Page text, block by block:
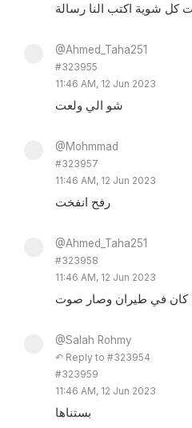
@Ahmed_Taha251
#323955
11:46 AM, 12 Jun 2023
شو الي ولعت
@Mohmmad
#323957
11:46 AM, 12 Jun 2023
رفح انفخت
@Ahmed_Taha251
#323958
11:46 AM, 12 Jun 2023
كان في طيران وصار صوت
@Salah Rohmy
↶ Reply to #323954
#323959
11:46 AM, 12 Jun 2023
بستناها